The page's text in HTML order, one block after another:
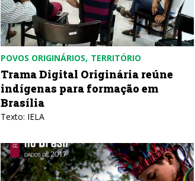
POVOS ORIGINÁRIOS TERRITÓRIO
Trama Digital Originária reúne
indígenas para formação em
Brasília
Texto: IELA